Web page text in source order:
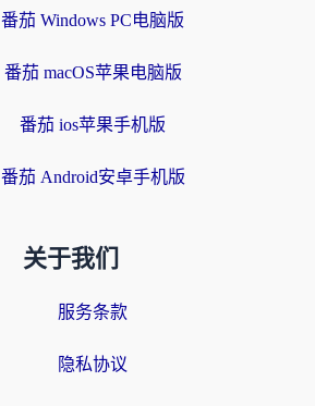
番茄 Windows PC电脑版
番茄 macOS苹果电脑版
番茄 ios苹果手机版
番茄 Android安卓手机版
关于我们
服务条款
隐私协议